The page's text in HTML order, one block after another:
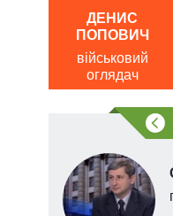
ДЕНИС
ПОПОВИЧ
військовий
оглядач